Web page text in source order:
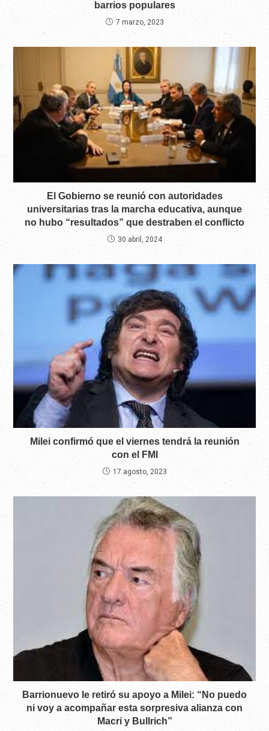
barrios populares
7 marzo, 2023
El Gobierno se reunió con autoridades
universitarias tras la marcha educativa, aunque
no hubo “resultados” que destraben el conflicto
30 abril, 2024
Milei confirmó que el viernes tendrá la reunión
con el FMI
17 agosto, 2023
Barrionuevo le retiró su apoyo a Milei: “No puedo
ni voy a acompañar esta sorpresiva alianza con
Macri y Bullrich”